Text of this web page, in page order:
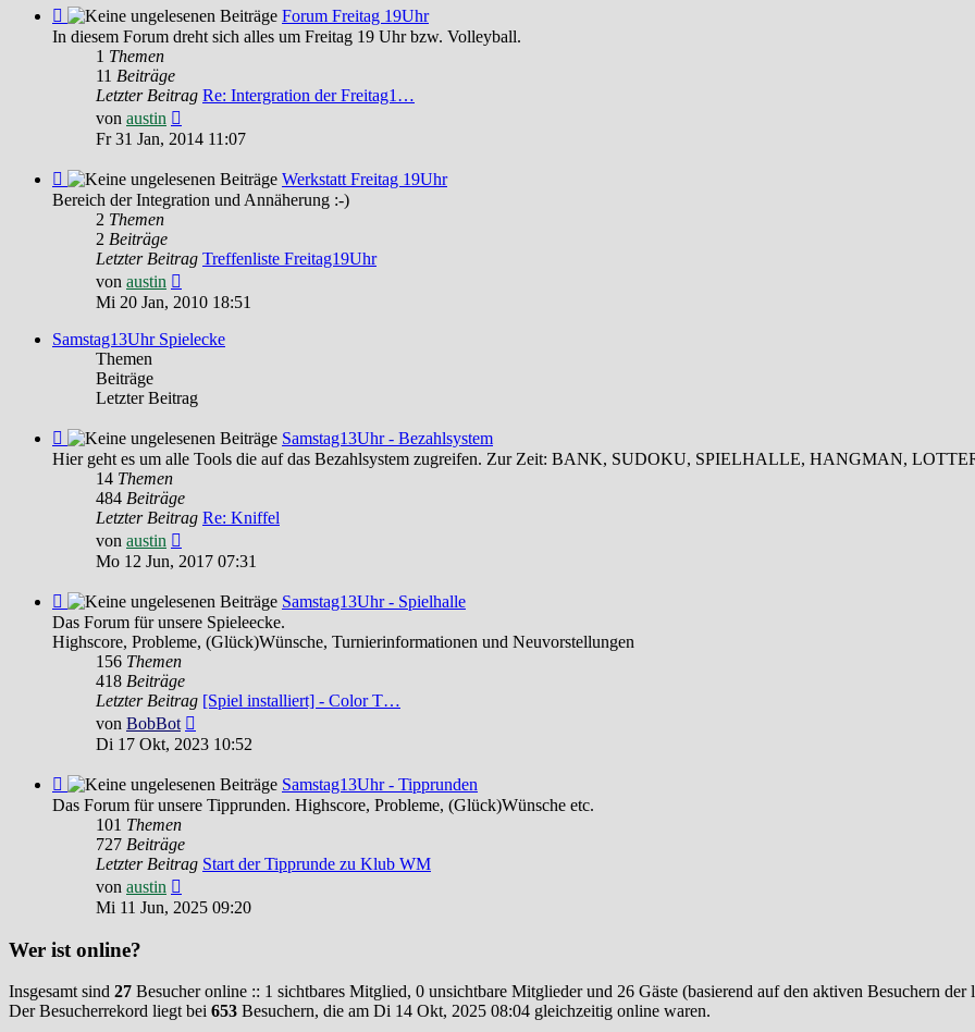
Feed
-
Forum
Freitag
19Uhr
Forum Freitag 19Uhr
In diesem Forum dreht sich alles um Freitag 19 Uhr bzw. Volleyball.
1 Themen
11 Beiträge
Letzter Beitrag Re: Intergration der Freitag1…
von austin
Beitrag
Fr 31 Jan, 2014 11:07
Feed
-
Werkstatt
Freitag
19Uhr
Werkstatt Freitag 19Uhr
Bereich der Integration und Annäherung :-)
2 Themen
2 Beiträge
Letzter Beitrag Treffenliste Freitag19Uhr
von austin
Beitrag
Mi 20 Jan, 2010 18:51
Samstag13Uhr Spielecke
Themen
Beiträge
Letzter Beitrag
Feed
-
Samstag13Uhr
Bezahlsystem
Samstag13Uhr - Bezahlsystem
Hier geht es um alle Tools die auf das Bezahlsystem zugreifen. Zur Zeit: BANK, SUDOKU, SPIELHALLE, HANGMAN,
14 Themen
484 Beiträge
Letzter Beitrag Re: Kniffel
von austin
Beitrag
Mo 12 Jun, 2017 07:31
Feed
-
Samstag13Uhr
Spielhalle
Samstag13Uhr - Spielhalle
Das Forum für unsere Spieleecke.
Highscore, Probleme, (Glück)Wünsche, Turnierinformationen und Neuvorstellungen
156 Themen
418 Beiträge
Letzter Beitrag [Spiel installiert] - Color T…
von BobBot
Beitrag
Di 17 Okt, 2023 10:52
Feed
-
Samstag13Uhr
Tipprunden
Samstag13Uhr - Tipprunden
Das Forum für unsere Tipprunden. Highscore, Probleme, (Glück)Wünsche etc.
101 Themen
727 Beiträge
Letzter Beitrag Start der Tipprunde zu Klub WM
von austin
Beitrag
Mi 11 Jun, 2025 09:20
Wer ist online?
Insgesamt sind 27 Besucher online :: 1 sichtbares Mitglied, 0 unsichtbare Mitglieder und 26 Gäste (basierend auf den aktiven Besuchern der
Der Besucherrekord liegt bei 653 Besuchern, die am Di 14 Okt, 2025 08:04 gleichzeitig online waren.